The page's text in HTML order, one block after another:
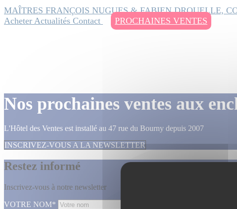
MAÎTRES FRANÇOIS NUGUES & FABIEN DROUELLE,
Acheter Actualités Contact PROCHAINES VENTES
Nos prochaines ventes aux
L'Hôtel des Ventes est installé au 47 rue du Bourny depuis 2007
INSCRIVEZ-VOUS A LA NEWSLETTER
Restez informé
Inscrivez-vous à notre newsletter
VOTRE NOM*